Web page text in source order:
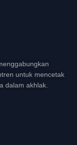
untuk mencetak
dalam akhlak.